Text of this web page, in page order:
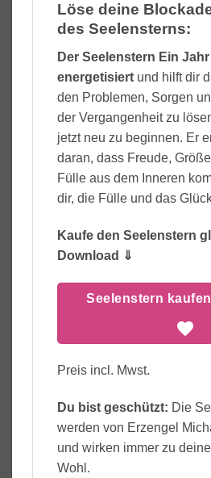
Löse deine
des Seelensterns:
Der Seelenstern Ein
energetisiert und hilft dir
den Problemen, Sorgen
der Vergangenheit zu
jetzt neu zu beginnen. Er
daran, dass Freude,
Fülle aus dem Inneren
dir, die Fülle und das
Kaufe den Seelenstern
Download ⇓
Seelenstern
Preis incl. Mwst.
Du bist geschützt: Die
werden von Erzengel
und wirken immer zu
Wohl.